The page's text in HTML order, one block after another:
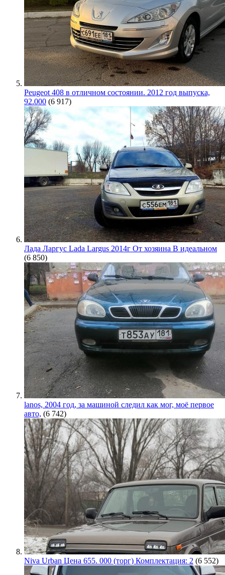
Peugeot 408 в отличном состоянии. 2012 год выпуска,
92.000 (6 917)
Лада Ларгус Lada Largus 2014г От хозяина В идеальном
(6 850)
lanos, 2004 год, за машиной следил как мог, моё первое
авто, (6 742)
Niva Urban Цена 655. 000 (торг) Комплектация: 2 (6 552)